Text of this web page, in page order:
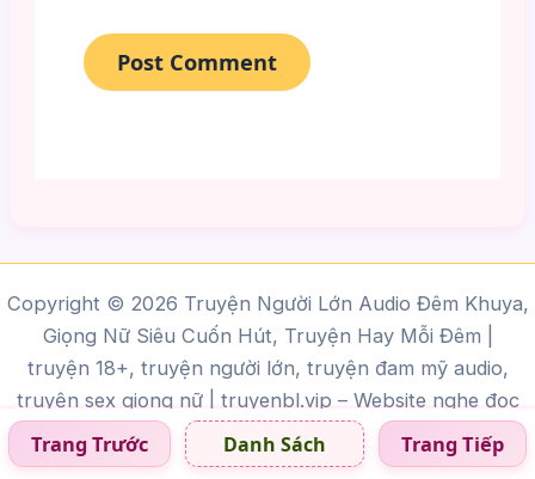
Trang Trước Danh Sách Trang Tiếp
Copyright © 2026 Truyện Người Lớn Audio Đêm Khuya,
Giọng Nữ Siêu Cuốn Hút, Truyện Hay Mỗi Đêm |
truyện 18+, truyện người lớn, truyện đam mỹ audio,
truyện sex giọng nữ | truyenbl.vip – Website nghe đọc
truyện sex online miễn phí, cập nhật liên tục các bộ
truyện người lớn, truyện BL, truyện gay audio giọng miền